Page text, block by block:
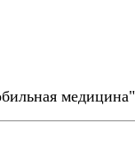
медицина"